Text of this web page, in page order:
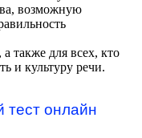
возможную
также для всех, кто
и культуру речи.
тест онлайн